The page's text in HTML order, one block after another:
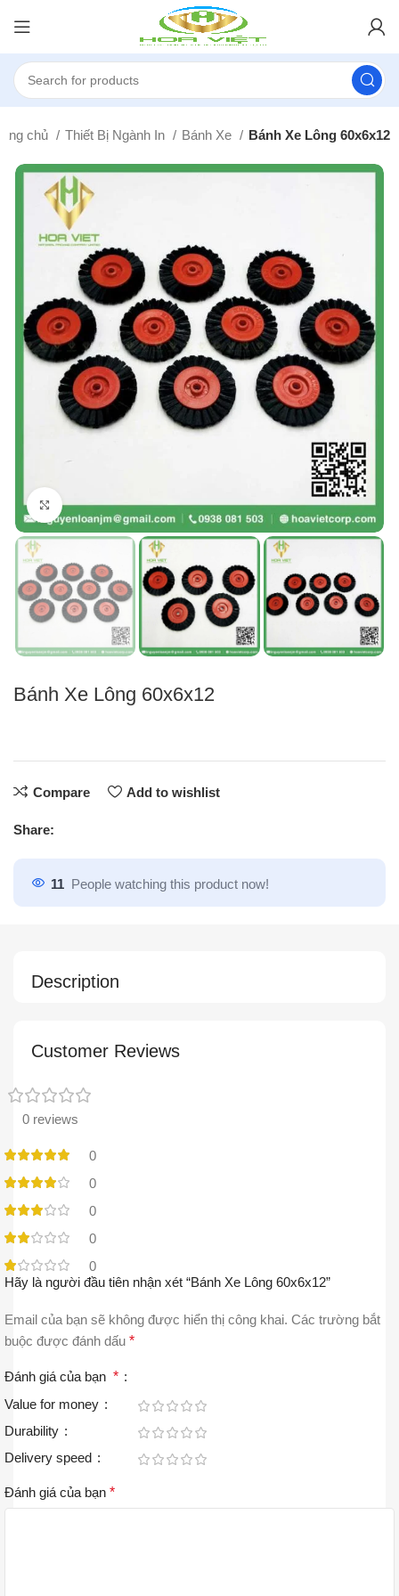
chủ Thiết Bị Ngành In Bánh Xe Bánh Xe Lông 60x6x12
Click to enlarge
Bánh Xe Lông 60x6x12
Compare Add to wishlist
Share:
11 People watching this product now!
Description
Customer Reviews
0 reviews
0
0
0
0
0
Hãy là người đầu tiên nhận xét “Bánh Xe Lông 60x6x12”
Email của bạn sẽ không được hiển thị công khai. Các trường bắt
buộc được đánh dấu *
Đánh giá của bạn *
Value for money
Durability
Delivery speed
Đánh giá của bạn *